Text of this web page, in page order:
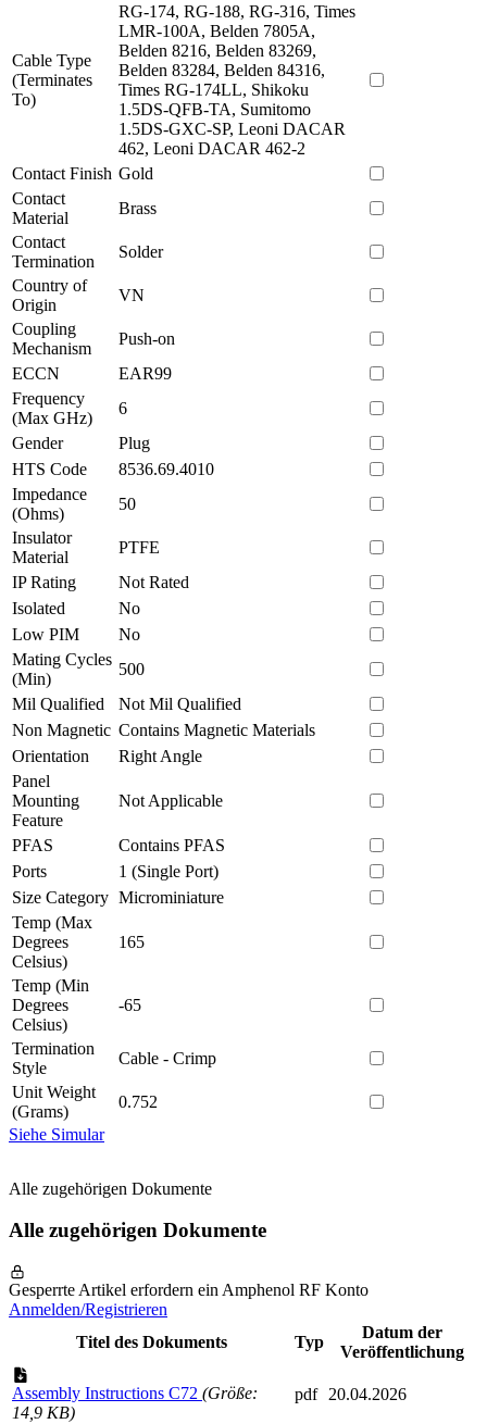
Cable Type
(Terminates
To)
RG-174, RG-188, RG-316, Times
LMR-100A, Belden 7805A,
Belden 8216, Belden 83269,
Belden 83284, Belden 84316,
Times RG-174LL, Shikoku
1.5DS-QFB-TA, Sumitomo
1.5DS-GXC-SP, Leoni DACAR
462, Leoni DACAR 462-2
Contact Finish Gold
Contact
Material
Brass
Contact
Termination
Solder
Country of
Origin
VN
Coupling
Mechanism
Push-on
ECCN
EAR99
Frequency
(Max GHz)
6
Gender
Plug
HTS Code
8536.69.4010
Impedance
(Ohms)
50
Insulator
Material
PTFE
IP Rating
Not Rated
Isolated
No
Low PIM
No
Mating Cycles
(Min)
500
Mil Qualified
Not Mil Qualified
Non Magnetic Contains Magnetic Materials
Orientation
Right Angle
Panel
Mounting
Feature
Not Applicable
PFAS
Contains PFAS
Ports
1 (Single Port)
Size Category Microminiature
Temp (Max
Degrees
Celsius)
165
Temp (Min
Degrees
Celsius)
-65
Termination
Style
Cable - Crimp
Unit Weight
(Grams)
0.752
Siehe Simular
Alle zugehörigen Dokumente
Alle zugehörigen Dokumente
Gesperrte Artikel erfordern ein Amphenol RF Konto
Anmelden/Registrieren
Titel des Dokuments
Typ
Datum der
Veröffentlichung
Assembly Instructions C72 (Größe:
14,9 KB)
pdf 20.04.2026